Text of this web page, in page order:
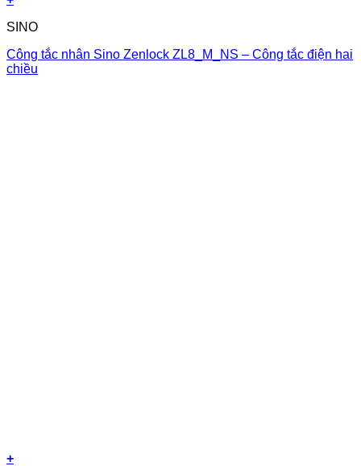
SINO
Công tắc nhân Sino Zenlock ZL8_M_NS – Công tắc điện hai
chiều
+